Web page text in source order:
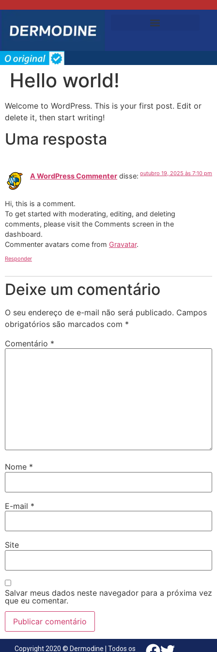
Hello world!
Welcome to WordPress. This is your first post. Edit or
delete it, then start writing!
Uma resposta
A WordPress Commenter disse: outubro 19, 2025 às 7:10 pm
Hi, this is a comment.
To get started with moderating, editing, and deleting
comments, please visit the Comments screen in the
dashboard.
Commenter avatars come from Gravatar.
Responder
Deixe um comentário
O seu endereço de e-mail não será publicado. Campos
obrigatórios são marcados com *
Comentário *
Nome *
E-mail *
Site
Salvar meus dados neste navegador para a próxima vez
que eu comentar.
Copyright 2020 © Dermodine | Todos os